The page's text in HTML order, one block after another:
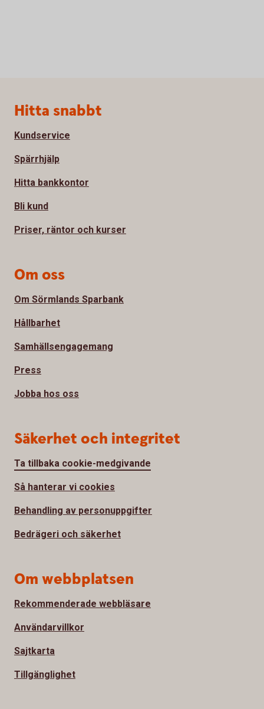
Sidfot
Hitta snabbt
Kundservice
Spärrhjälp
Hitta bankkontor
Bli kund
Priser, räntor och kurser
Om oss
Om Sörmlands Sparbank
Hållbarhet
Samhällsengagemang
Press
Jobba hos oss
Säkerhet och integritet
Ta tillbaka cookie-medgivande
Så hanterar vi cookies
Behandling av personuppgifter
Bedrägeri och säkerhet
Om webbplatsen
Rekommenderade webbläsare
Användarvillkor
Sajtkarta
Tillgänglighet